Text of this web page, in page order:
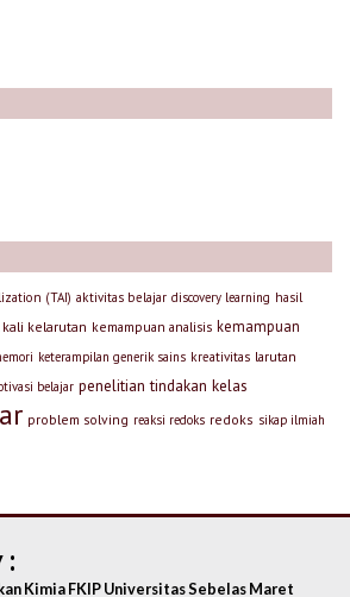
(TAI) aktivitas belajar discovery learning hasil
kelarutan kemampuan analisis kemampuan
keterampilan generik sains kreativitas larutan
belajar penelitian tindakan kelas
problem solving reaksi redoks redoks sikap ilmiah
:
Kimia FKIP Universitas Sebelas Maret